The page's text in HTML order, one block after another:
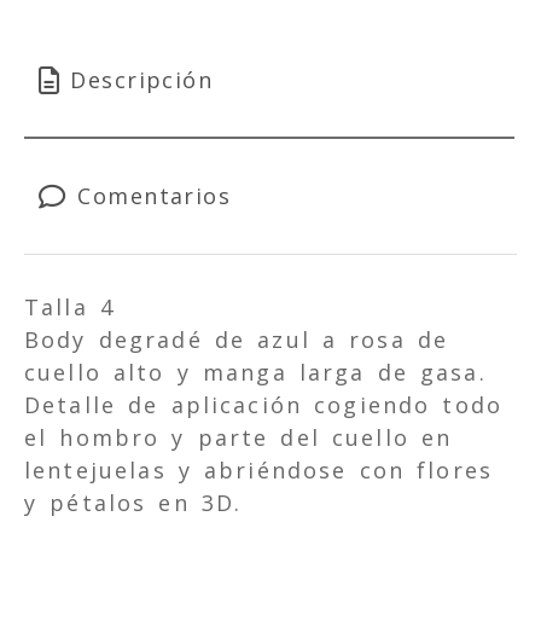
Descripción
Comentarios
Talla 4
Body degradé de azul a rosa de
cuello alto y manga larga de gasa.
Detalle de aplicación cogiendo todo
el hombro y parte del cuello en
lentejuelas y abriéndose con flores
y pétalos en 3D.